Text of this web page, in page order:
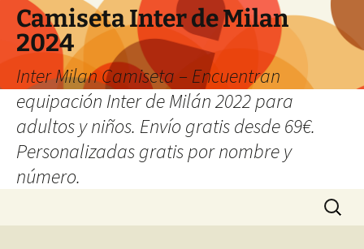
Camiseta Inter de Milan
2024
Inter Milan Camiseta – Encuentran
equipación Inter de Milán 2022 para
adultos y niños. Envío gratis desde 69€.
Personalizadas gratis por nombre y
número.
Buscar: